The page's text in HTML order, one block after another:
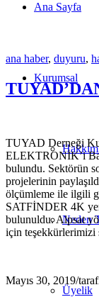
Ana Sayfa
Kurumsal
Neden
Üyelik
ana haber, duyuru,
TUYAD Derneği
ELEKTRONİK’i
bulundu. Sektörün
projelerinin
ölçümleme ile ilgili
SATFİNDER 4K
bulunuldu. Alpsat
için teşekkürlerimizi
Mayıs 30, 2019/